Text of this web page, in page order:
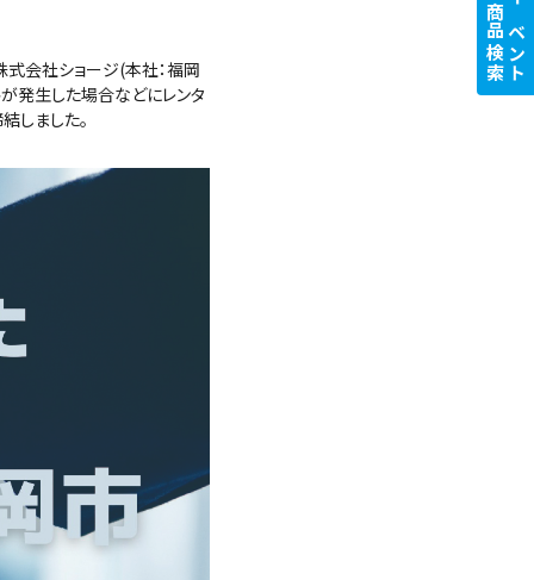
式会社ショージ(本社：福岡
発⽣した場合などにレンタ
しました。
イベント
商品検索